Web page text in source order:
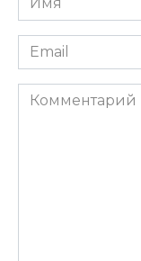
*
Email
*
Комментарий